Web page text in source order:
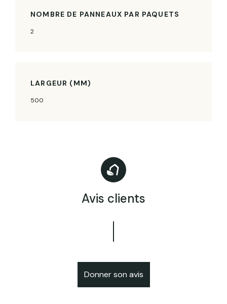
NOMBRE DE PANNEAUX PAR PAQUETS
2
LARGEUR (MM)
500
Avis clients
Donner son avis